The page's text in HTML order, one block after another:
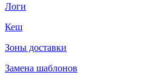
Логи
Кеш
Зоны доставки
Замена шаблонов